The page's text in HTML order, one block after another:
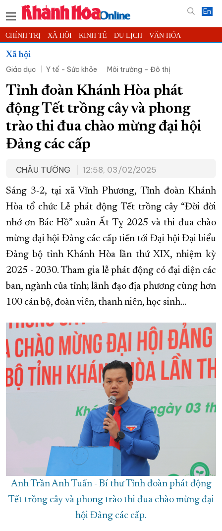
En
CHÍNH TRỊ XÃ HỘI KINH TẾ DU LỊCH VĂN HÓA
THỂ THAO
KHOA HỌC - CÔNG NGHỆ PHÁP LUẬT BẠN ĐỌC
THẾ GIỚI MULTIMEDIA VIDEO ĐỌC BÁO ONLINE
PODCAST THÔNG TIN - QUẢNG CÁO
QUY HOẠCH TỈNH KHÁNH HÒA
TRƯỜNG SA BIỂN ĐẢO QUÊ HƯƠNG
CHUNG TAY CẢI CÁCH HÀNH CHÍNH
XÂY DỰNG NÔNG THÔN MỚI LỊCH CẮT ĐIỆN
TÀU - XE - MÁY BAY
KỶ NIỆM 370 NĂM XÂY DỰNG VÀ PHÁT TRIỂN TỈNH KHÁNH HÒA
KHOẢNH KHẮC ĐẸP XỨ TRẦM
XÂY DỰNG KHÁNH HÒA TRỞ THÀNH THÀNH PHỐ TRỰC THUỘC
ĐẠI HỘI ĐẢNG CÁC CẤP TRANG CHỦ VỀ BÁO KHÁNH HÒA
Xã hội
Giáo dục
Y tế - Sức khỏe Môi trường – Đô thị
Tỉnh đoàn Khánh Hòa phát
động Tết trồng cây và phong
trào thi đua chào mừng đại hội
Đảng các cấp
CHÂU TƯỜNG 12:58, 03/02/2025
Sáng 3-2, tại xã Vĩnh Phương, Tỉnh đoàn Khánh
Hòa tổ chức Lễ phát động Tết trồng cây “Đời đời
nhớ ơn Bác Hồ” xuân Ất Tỵ 2025 và thi đua chào
mừng đại hội Đảng các cấp tiến tới Đại hội Đại biểu
Đảng bộ tỉnh Khánh Hòa lần thứ XIX, nhiệm kỳ
2025 - 2030. Tham gia lễ phát động có đại diện các
ban, ngành của tỉnh; lãnh đạo địa phương cùng hơn
100 cán bộ, đoàn viên, thanh niên, học sinh…
Anh Trần Anh Tuấn - Bí thư Tỉnh đoàn phát động
Tết trồng cây và phong trào thi đua chào mừng đại
hội Đảng các cấp.